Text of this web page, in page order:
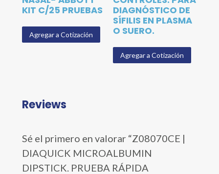
KIT C/25 PRUEBAS
Agregar a Cotización
DIAGNÓSTICO DE
SÍFILIS EN PLASMA
O SUERO.
Agregar a Cotización
Reviews
Sé el primero en valorar “Z08070CE |
DIAQUICK MICROALBUMIN
DIPSTICK. PRUEBA RÁPIDA